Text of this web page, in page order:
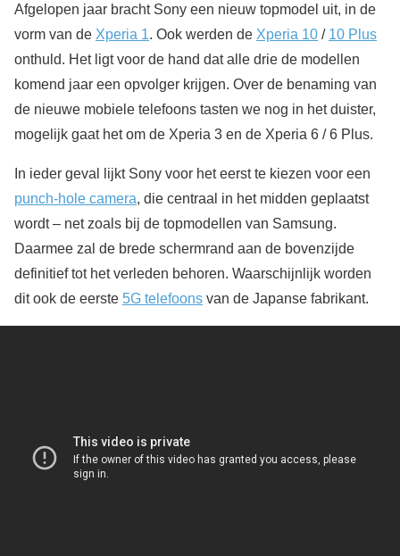
Afgelopen jaar bracht Sony een nieuw topmodel uit, in de
vorm van de Xperia 1. Ook werden de Xperia 10 / 10 Plus
onthuld. Het ligt voor de hand dat alle drie de modellen
komend jaar een opvolger krijgen. Over de benaming van
de nieuwe mobiele telefoons tasten we nog in het duister,
mogelijk gaat het om de Xperia 3 en de Xperia 6 / 6 Plus.
In ieder geval lijkt Sony voor het eerst te kiezen voor een
punch-hole camera, die centraal in het midden geplaatst
wordt – net zoals bij de topmodellen van Samsung.
Daarmee zal de brede schermrand aan de bovenzijde
definitief tot het verleden behoren. Waarschijnlijk worden
dit ook de eerste 5G telefoons van de Japanse fabrikant.